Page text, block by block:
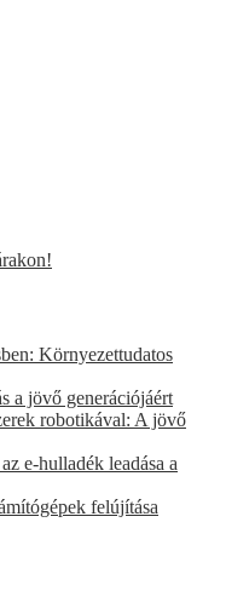
Környezettudatos
a jövő generációjáért
robotikával: A jövő
e-hulladék leadása a
felújítása